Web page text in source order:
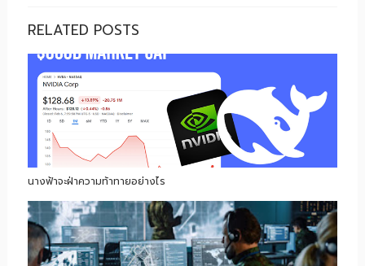
RELATED POSTS
นางฟ้าจะฝ่าความท้าทายอย่างไร